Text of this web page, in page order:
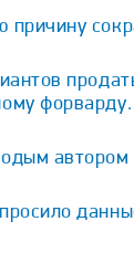
причину
автором